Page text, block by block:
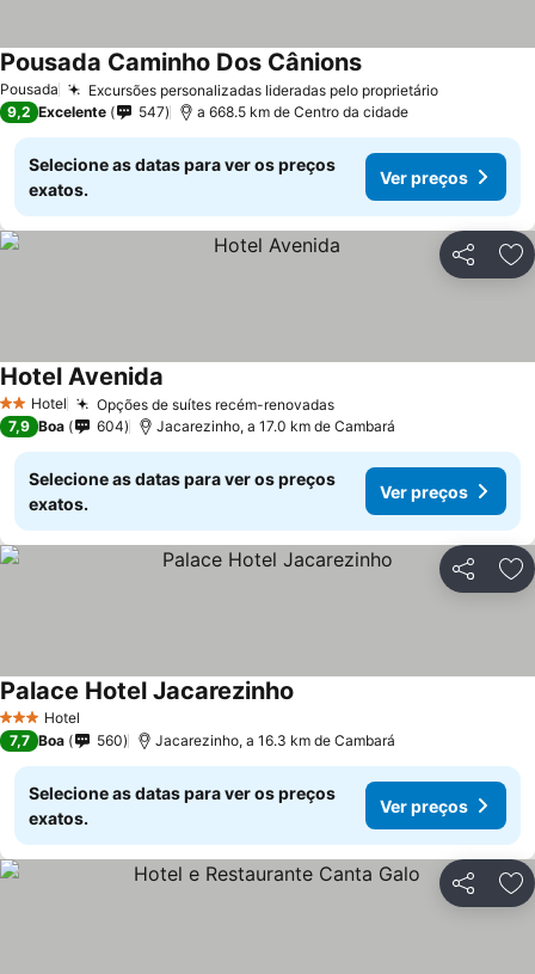
Pousada Excursões personalizadas lideradas pelo proprietário
Pousada Caminho Dos Cânions
9,2 Excelente 547 a 668.5 km de Centro da cidade
Selecione as datas para ver os preços
exatos.
Ver preços
Partilhar
2 Estrelas
Hotel Opções de suítes recém-renovadas
Hotel Avenida
7,9 Boa 604 Jacarezinho, a 17.0 km de Cambará
Selecione as datas para ver os preços
exatos.
Ver preços
Partilhar
3 EstrelasHotel
Palace Hotel Jacarezinho
7,7 Boa 560 Jacarezinho, a 16.3 km de Cambará
Selecione as datas para ver os preços
exatos.
Ver preços
Partilhar